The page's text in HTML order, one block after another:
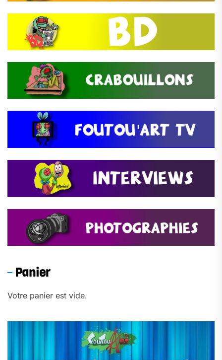
Panier
Votre panier est vide.